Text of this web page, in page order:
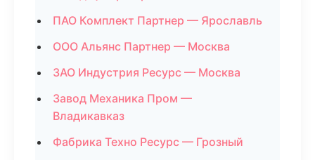
ПАО Комплект Партнер — Ярославль
ООО Альянс Партнер — Москва
ЗАО Индустрия Ресурс — Москва
Завод Механика Пром —
Владикавказ
Фабрика Техно Ресурс — Грозный